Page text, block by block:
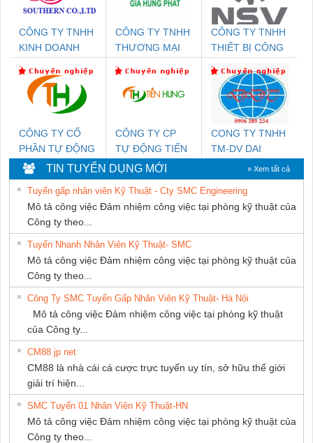
CÔNG TY TNHH
KINH DOANH
PHƯƠNG NAM
CÔNG TY TNHH
THƯƠNG MẠI
THUẬT ĐIỆN CƠ
GIA HƯNG
CÔNG TY TNHH
THIẾT BỊ CÔNG
SETSUBI VIỆT
NAM
CÔNG TY CỔ
PHẦN TỰ ĐỘNG
TIẾN HƯNG
CÔNG TY CP
TỰ ĐỘNG TIẾN
HƯNG
CONG TY TNHH
TM-DV DAI
DONG THANH
TIN TUYỂN DỤNG MỚI » Xem tất cả
Tuyển gấp nhân viên Kỹ Thuật - Cty SMC Engineering
Mô tả công việc Đảm nhiệm công việc tại phòng kỹ thuật của
Công ty theo...
Tuyển Nhanh Nhân Viên Kỹ Thuật- SMC
Mô tả công việc Đảm nhiệm công việc tại phòng kỹ thuật của
Công ty theo...
Công Ty SMC Tuyển Gấp Nhân Viên Kỹ Thuật- Hà Nội
Mô tả công việc Đảm nhiệm công việc tại phòng kỹ thuật
của Công ty...
CM88 jp net
CM88 là nhà cái cá cược trực tuyến uy tín, sở hữu thế giới
giải trí hiện...
SMC Tuyển 01 Nhân Viên Kỹ Thuật-HN
Mô tả công việc Đảm nhiệm công việc tại phòng kỹ thuật của
Công ty theo...